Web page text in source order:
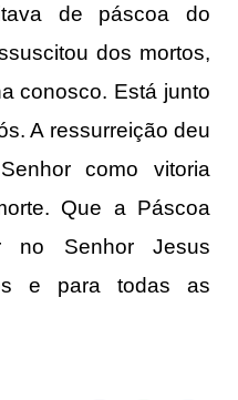
de páscoa do
dos mortos,
conosco. Está junto
A ressurreição deu
como vitoria
Que a Páscoa
no Senhor Jesus
e para todas as